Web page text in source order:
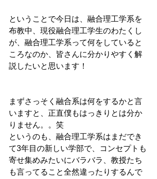
ということで今日は、融合理工学系を
布教中、現役融合理工学生のわたくし
が、融合理工学系って何をしていると
ころなのか、皆さんに分かりやすく解
説したいと思います！
まずさっそく融合系は何をするかと言
いますと、正直僕もはっきりとは分か
りません。。笑
というのも、融合理工学系はまだでき
て3年目の新しい学部で、コンセプトも
寄せ集めみたいにバラバラ、教授たち
も言ってること全然違ったりするんで